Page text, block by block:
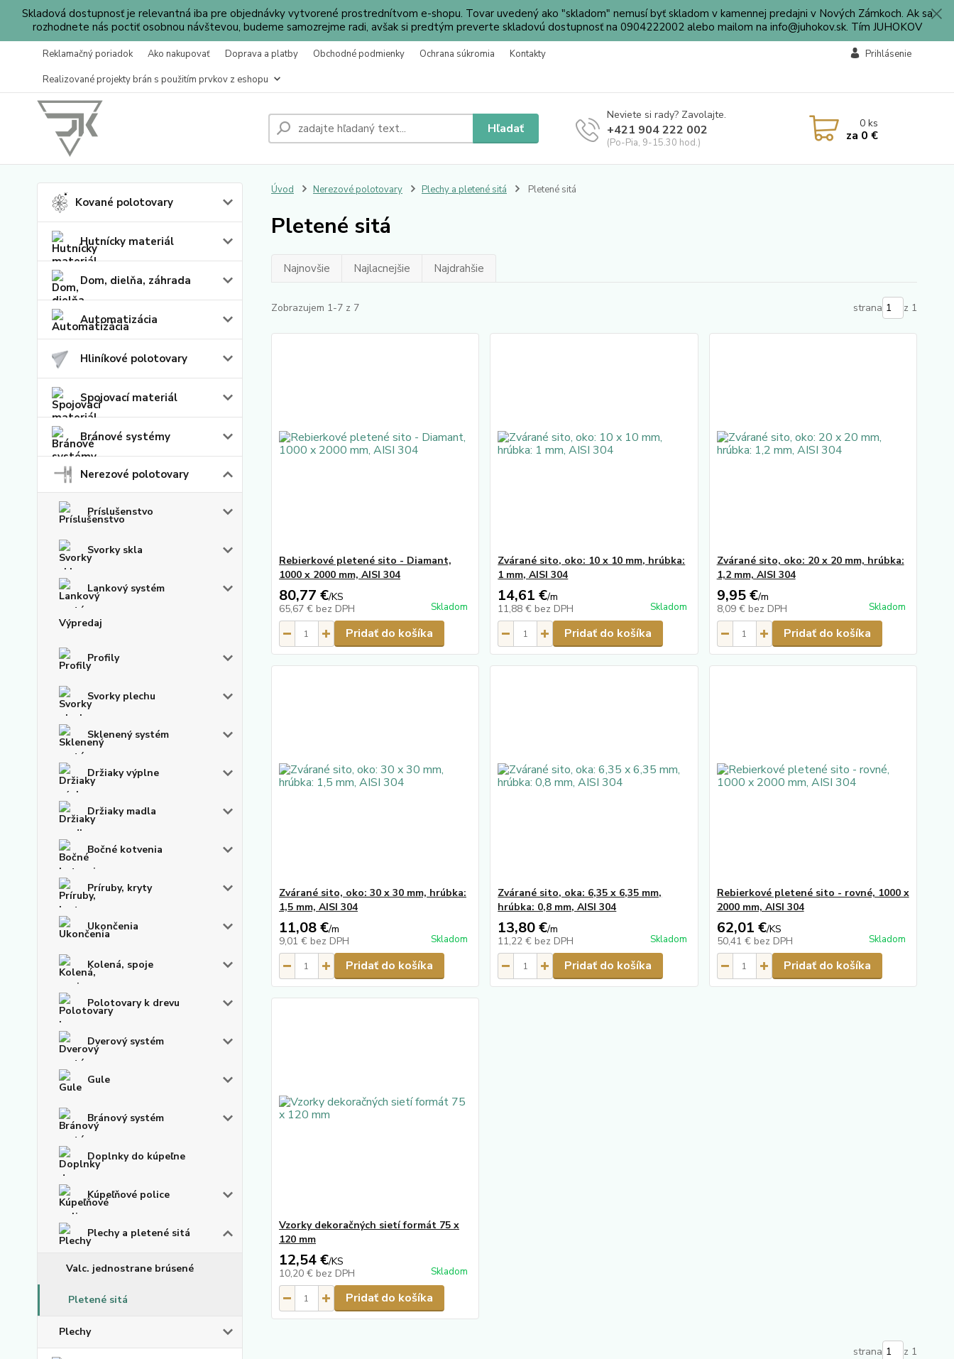
Skladová dostupnosť je relevantná iba pre objednávky vytvorené prostrednítvom e-shopu. Tovar uvedený ako "skladom" nemusí byť skladom v kamennej predajni v Nových Zámkoch. Ak sa
rozhodnete nás poctiť osobnou návštevou, budeme samozrejme radi, avšak si predtým preverte skladovú dostupnosť na 0904222002 alebo mailom na info@juhokov.sk. Tím JUHOKOV
Reklamačný poriadok Ako nakupovať Doprava a platby Obchodné podmienky Ochrana súkromia
Kontakty
Realizované projekty brán s použitím prvkov z eshopu
Prihlásenie
Hľadať
Neviete si rady? Zavolajte.
+421 904 222 002
(Po-Pia, 9-15.30 hod.)
0ks
za 0 €
Kované polotovary
Hutnícky materiál
Dom, dielňa, záhrada
Automatizácia
Hliníkové polotovary
Spojovací materiál
Bránové systémy
Nerezové polotovary
Príslušenstvo
Svorky skla
Lankový systém
Výpredaj
Profily
Svorky plechu
Sklenený systém
Držiaky výplne
Držiaky madla
Bočné kotvenia
Príruby, kryty
Ukončenia
Kolená, spoje
Polotovary k drevu
Dverový systém
Gule
Bránový systém
Doplnky do kúpeľne
Kúpeľňové police
Plechy a pletené sitá
Valc. jednostrane brúsené
Pletené sitá
Plechy
Úvod Nerezové polotovary Plechy a pletené sitá Pletené sitá
Pletené sitá
Najnovšie Najlacnejšie Najdrahšie
Zobrazujem 1-7 z 7 strana z 1
Rebierkové pletené sito - Diamant,
1000 x 2000 mm, AISI 304
80,77 €/KS
65,67 € bez DPH Skladom
Pridať do košíka
Zvárané sito, oko: 10 x 10 mm, hrúbka:
1 mm, AISI 304
14,61 €/m
11,88 € bez DPH Skladom
Pridať do košíka
Zvárané sito, oko: 20 x 20 mm, hrúbka:
1,2 mm, AISI 304
9,95 €/m
8,09 € bez DPH Skladom
Pridať do košíka
Zvárané sito, oko: 30 x 30 mm, hrúbka:
1,5 mm, AISI 304
11,08 €/m
9,01 € bez DPH Skladom
Pridať do košíka
Zvárané sito, oka: 6,35 x 6,35 mm,
hrúbka: 0,8 mm, AISI 304
13,80 €/m
11,22 € bez DPH Skladom
Pridať do košíka
Rebierkové pletené sito - rovné, 1000 x
2000 mm, AISI 304
62,01 €/KS
50,41 € bez DPH Skladom
Pridať do košíka
Vzorky dekoračných sietí formát 75 x
120 mm
12,54 €/KS
10,20 € bez DPH Skladom
Pridať do košíka
strana z 1